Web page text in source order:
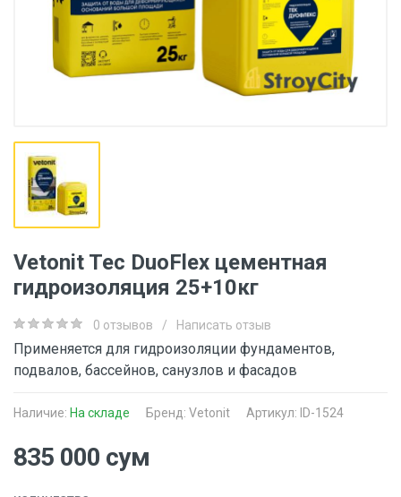
Vetonit Tec DuoFlex цементная
гидроизоляция 25+10кг
0 отзывов / Написать отзыв
Применяется для гидроизоляции фундаментов,
подвалов, бассейнов, санузлов и фасадов
Наличие: На складе Бренд: Vetonit Артикул: ID-1524
835 000 сум